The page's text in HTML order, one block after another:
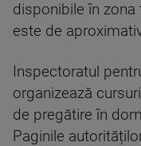
disponibile în zona
este de
Inspectoratul
organizează
de pregătire în
Paginile